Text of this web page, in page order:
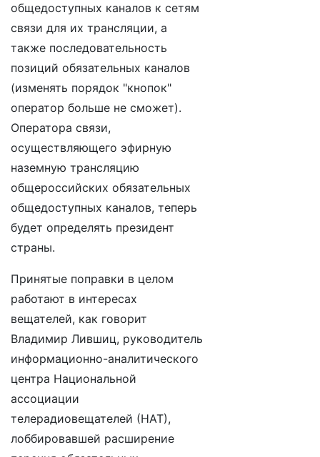
общедоступных каналов к сетям
связи для их трансляции, а
также последовательность
позиций обязательных каналов
(изменять порядок "кнопок"
оператор больше не сможет).
Оператора связи,
осуществляющего эфирную
наземную трансляцию
общероссийских обязательных
общедоступных каналов, теперь
будет определять президент
страны.
Принятые поправки в целом
работают в интересах
вещателей, как говорит
Владимир Лившиц, руководитель
информационно-аналитического
центра Национальной
ассоциации
телерадиовещателей (НАТ),
лоббировавшей расширение